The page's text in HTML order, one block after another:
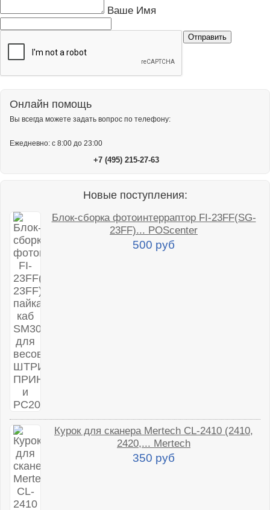
Ваше Имя
Онлайн помощь
Вы всегда можете задать вопрос по телефону:
Ежедневно: с 8:00 до 23:00
+7 (495) 215-27-63
Новые поступления:
Блок-сборка фотоинтерраптор FI-23FF(SG-
23FF)... POScenter
500 руб
Курок для сканера Mertech CL-2410 (2410,
2420,... Mertech
350 руб